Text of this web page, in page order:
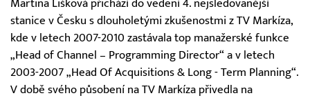
Martina Lišková přichází do vedení 4. nejsledovanější
stanice v Česku s dlouholetými zkušenostmi z TV Markíza,
kde v letech 2007-2010 zastávala top manažerské funkce
„Head of Channel – Programming Director“ a v letech
2003-2007 „Head Of Acquisitions & Long - Term Planning“.
V době svého působení na TV Markíza přivedla na